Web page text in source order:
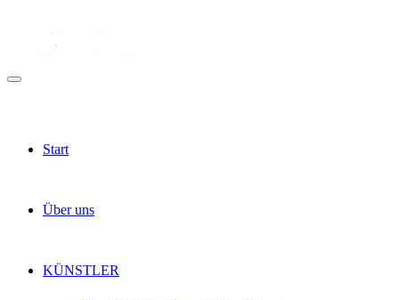
Start
Über uns
KÜNSTLER